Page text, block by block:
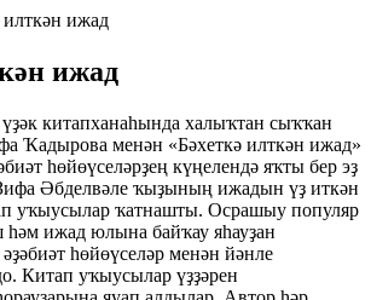
илткән ижад
ижад
китапханаһында халыҡтан сыҡҡан
Ҡадырова менән «Бәхеткә илткән ижад»
һөйөүселәрҙең күңелендә яҡты бер эҙ
Әбделвәле ҡыҙының ижадын үҙ иткән
уҡыусылар ҡатнашты. Осрашыу популяр
ижад юлына байҡау яһауҙан
һөйөүселәр менән йәнле
Китап уҡыусылар үҙҙәрен